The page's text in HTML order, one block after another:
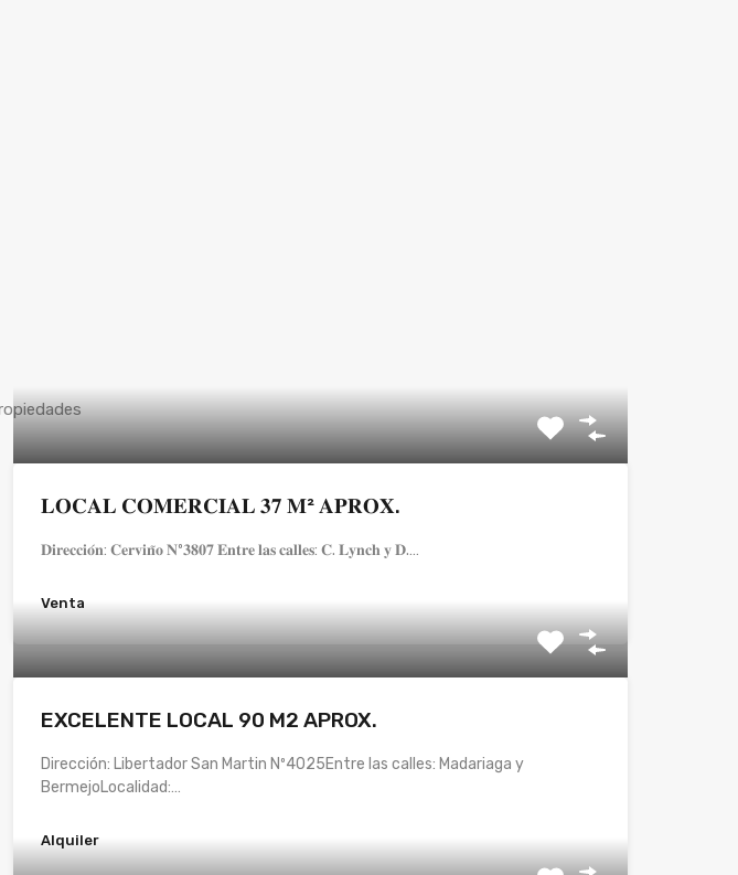
𝐋𝐎𝐂𝐀𝐋 𝐂𝐎𝐌𝐄𝐑𝐂𝐈𝐀𝐋 𝟑𝟕 𝐌² 𝐀𝐏𝐑𝐎𝐗.
𝐃𝐢𝐫𝐞𝐜𝐜𝐢𝐨́𝐧: 𝐂𝐞𝐫𝐯𝐢𝐧̃𝐨 𝐍º𝟑𝟖𝟎𝟕 𝐄𝐧𝐭𝐫𝐞 𝐥𝐚𝐬 𝐜𝐚𝐥𝐥𝐞𝐬: 𝐂. 𝐋𝐲𝐧𝐜𝐡 𝐲 𝐃.…
Venta
EXCELENTE LOCAL 90 M2 APROX.
Dirección: Libertador San Martin Nº4025Entre las calles: Madariaga y
BermejoLocalidad:…
Alquiler